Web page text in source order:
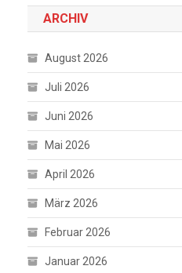
ARCHIV
August 2026
Juli 2026
Juni 2026
Mai 2026
April 2026
März 2026
Februar 2026
Januar 2026